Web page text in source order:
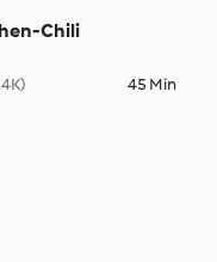
Chili
45 Min